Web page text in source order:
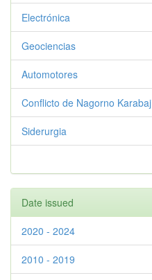
Electrónica
Geociencias
Automotores
Conflicto de Nagorno Karabaj
Siderurgia
Date issued
2020 - 2024
2010 - 2019